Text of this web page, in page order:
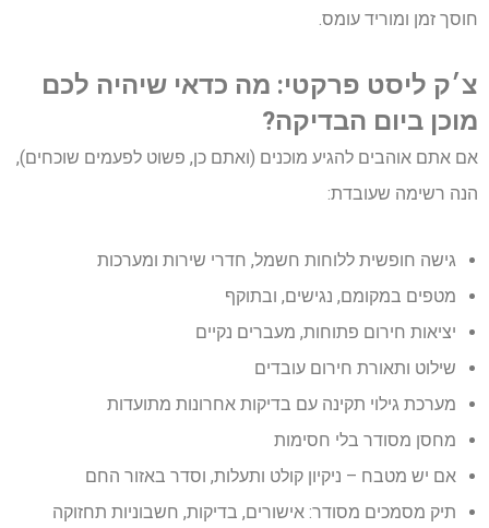
חוסך זמן ומוריד עומס.
צ׳ק ליסט פרקטי: מה כדאי שיהיה לכם
מוכן ביום הבדיקה?
אם אתם אוהבים להגיע מוכנים (ואתם כן, פשוט לפעמים שוכחים),
הנה רשימה שעובדת:
גישה חופשית ללוחות חשמל, חדרי שירות ומערכות
מטפים במקומם, נגישים, ובתוקף
יציאות חירום פתוחות, מעברים נקיים
שילוט ותאורת חירום עובדים
מערכת גילוי תקינה עם בדיקות אחרונות מתועדות
מחסן מסודר בלי חסימות
אם יש מטבח – ניקיון קולט ותעלות, וסדר באזור החם
תיק מסמכים מסודר: אישורים, בדיקות, חשבוניות תחזוקה